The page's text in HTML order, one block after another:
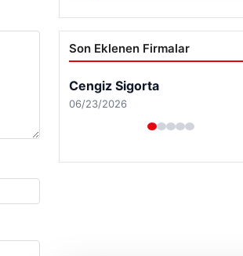
Son Eklenen Firmalar
Cengiz Sigorta
06/23/2026